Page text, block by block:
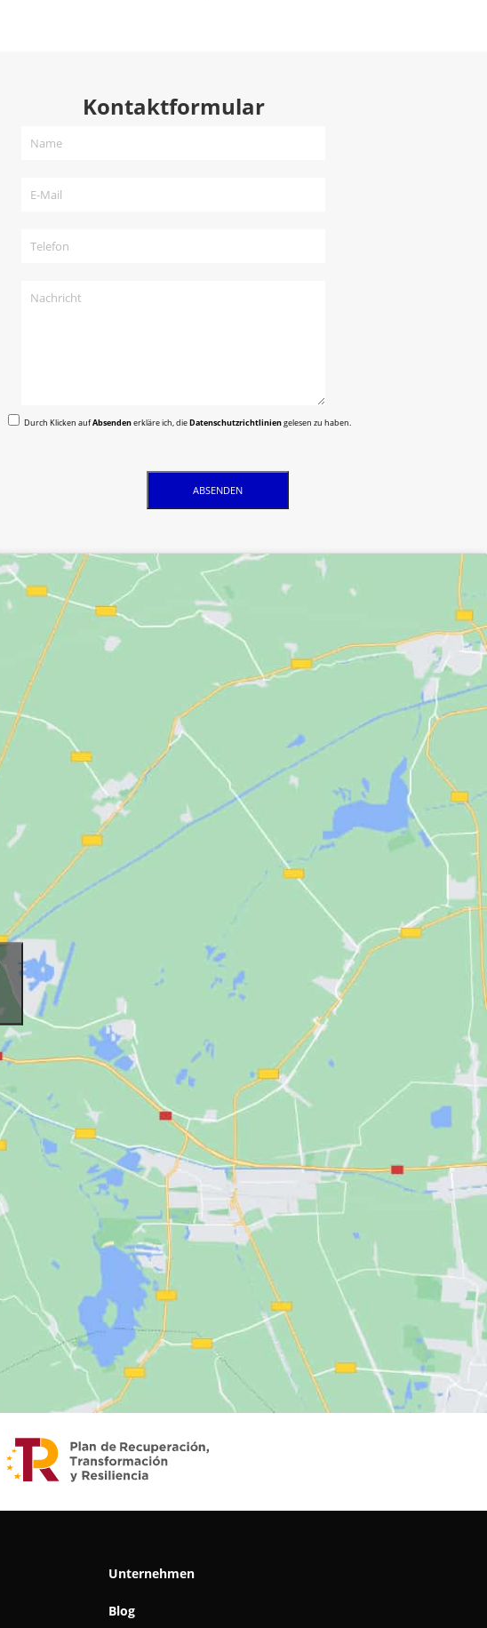
Kontaktformular
Durch Klicken aufAbsendenerkläre ich, dieDatenschutzrichtliniengelesen zu haben.
Unternehmen
Blog